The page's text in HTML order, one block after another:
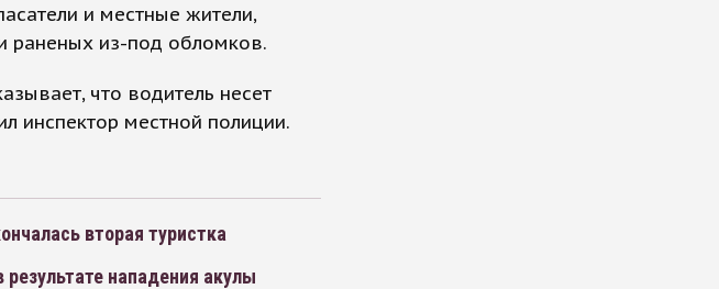
и местные жители,
раненых из-под обломков.
что водитель несет
инспектор местной полиции.
вторая туристка
результате нападения акулы